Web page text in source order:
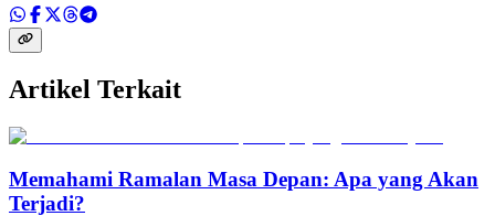
Artikel Terkait
Memahami Ramalan Masa Depan: Apa yang Akan
Terjadi?